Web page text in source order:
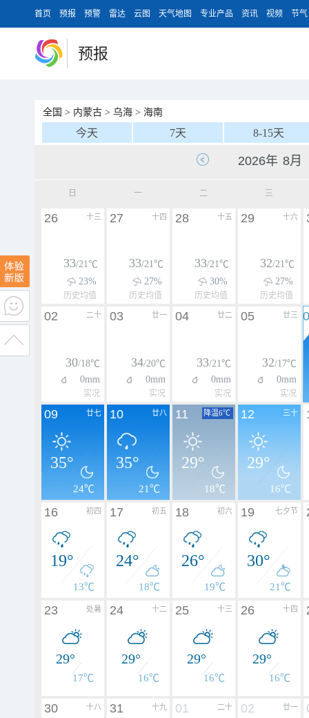
首页 预报 预警 雷达 云图 天气地图 专业产品 资讯 视频 节气
预报
全国 > 内蒙古 > 乌海 > 海南
今天 7天 8-15天
日 一 二 三
十三
26
33/21℃
23%
历史均值
十四
27
33/21℃
27%
历史均值
十五
28
33/21℃
30%
历史均值
十六
29
32/21℃
27%
历史均值
二十
02
30/18℃
0mm
实况
廿一
03
34/20℃
0mm
实况
廿二
04
33/21℃
0mm
实况
廿三
05
32/17℃
0mm
实况
廿七
09
35°
24℃
廿八
10
35°
21℃
降温6℃
11
29°
18℃
三十
12
29°
16℃
初四
16
19°
13℃
初五
17
24°
18℃
初六
18
26°
19℃
七夕节
19
30°
21℃
处暑
23
29°
17℃
十二
24
29°
16℃
十三
25
29°
16℃
十四
26
29°
16℃
十八
30 十九
31 二十
01 廿一
02